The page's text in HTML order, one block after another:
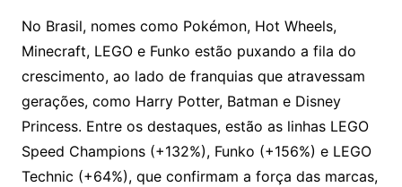
No Brasil, nomes como Pokémon, Hot Wheels,
Minecraft, LEGO e Funko estão puxando a fila do
crescimento, ao lado de franquias que atravessam
gerações, como Harry Potter, Batman e Disney
Princess. Entre os destaques, estão as linhas LEGO
Speed Champions (+132%), Funko (+156%) e LEGO
Technic (+64%), que confirmam a força das marcas,